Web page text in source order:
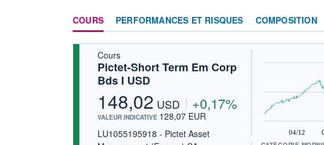
COURS PERFORMANCES ET RISQUES COMPOSITION
Cours
Pictet-Short Term Em Corp
Bds I USD
148,02 USD +0,17%
VALEUR INDICATIVE 128,07 EUR
LU1055195918 - Pictet Asset
04/12